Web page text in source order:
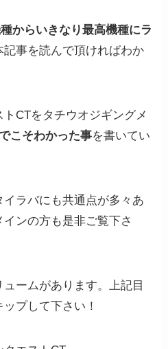
からいきなり最高機種にラ
記事を読んで頂ければわか
CTをタチウオジギングメ
こそわかった事を書いてい
イラバにも共通点が多々あ
ンの方も是非ご覧下さ
ームがあります。上記目
プして下さい！